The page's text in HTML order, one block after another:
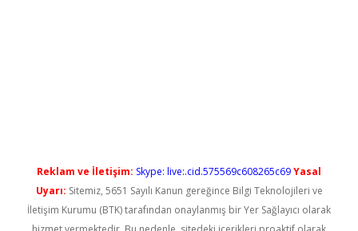
Reklam ve İletişim: Skype: live:.cid.575569c608265c69Yasal
Uyarı: Sitemiz, 5651 Sayılı Kanun gereğince Bilgi Teknolojileri ve
İletişim Kurumu (BTK) tarafından onaylanmış bir Yer Sağlayıcı olarak